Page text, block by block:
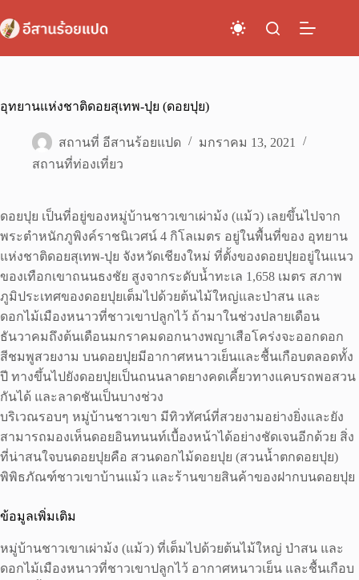
to
content
อุทยานแห่งชาติดอยสุเทพ-ปุย (ดอยปุย)
สถานที่ อีสานร้อยแปด
มกราคม 13, 2021
สถานที่ท่องเที่ยว
ดอยปุย เป็นที่อยู่ของหมู่บ้านชาวเขาเผ่าม้ง (แม้ว) เลยขึ้นไปจาก
พระตำหนักภูพิงค์ราชนิเวศน์ 4 กิโลเมตร อยู่ในพื้นที่ของ อุทยาน
แห่งชาติดอยสุเทพ-ปุย จังหวัดเชียงใหม่ ที่ตั้งของดอยปุยอยู่ในแนว
ของเทือกเขาถนนธงชัย สูงจากระดับน้ำทะเล 1,658 เมตร สภาพ
ภูมิประเทศของดอยปุยเต็มไปด้วยต้นไม้ใหญ่และป่าสน และ
ดอกไม้เมืองหนาวที่ชาวเขาปลูกไว้ ถ้ามาในช่วงปลายเดือน
ธันวาคมถึงต้นเดือนมกราคมดอกนางพญาเสือโคร่งจะออกดอก
สีชมพูสวยงาม บนดอยปุยมีอากาศหนาวเย็นและชื้นเกือบตลอดทั้ง
ปี ทางขึ้นไปยังดอยปุยเป็นถนนลาดยางคดเคี้ยวทางแคบรถพอสวน
กันได้ และลาดชันเป็นบางช่วง
บริเวณรอบๆ หมู่บ้านชาวเขา มีทิวทัศน์ที่สวยงามอย่างยิ่งและยัง
สามารถมองเห็นดอยอินทนนท์เบื้องหน้าได้อย่างชัดเจนอีกด้วย สิ่ง
ที่น่าสนใจบนดอยปุยคือ สวนดอกไม้ดอยปุย (สวนน้ำตกดอยปุย)
พิพิธภัณฑ์ชาวเขาบ้านแม้ว และร้านขายสินค้าของฝากบนดอยปุย
ข้อมูลเพิ่มเติม
หมู่บ้านชาวเขาเผ่าม้ง (แม้ว) ที่เต็มไปด้วยต้นไม้ใหญ่ ป่าสน และ
ดอกไม้เมืองหนาวที่ชาวเขาปลูกไว้ อากาศหนาวเย็น และชื้นเกือบ